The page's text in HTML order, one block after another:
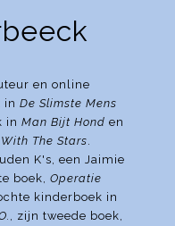
en online
in De Slimste Mens
in Man Bijt Hond en
The Stars
K's, een Jaimie
boek, Operatie
kinderboek in
, zijn tweede boek,